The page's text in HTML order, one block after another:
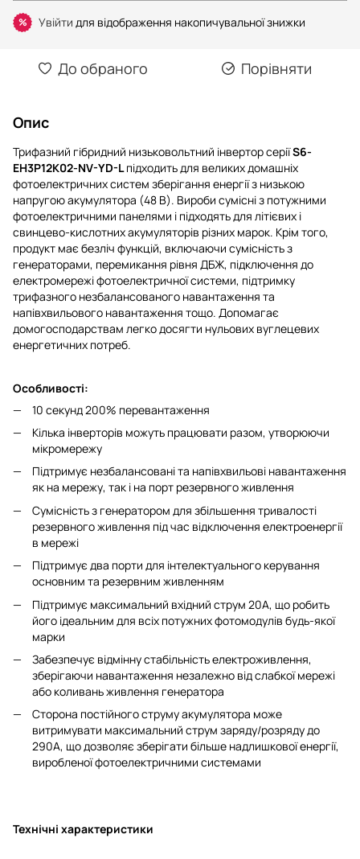
% Увійти для відображення накопичувальної знижки
До обраного Порівняти
Опис
Трифазний гібридний низьковольтний інвертор серіїS6-
EH3P12K02-NV-YD-Lпідходить для великих домашніх
фотоелектричних систем зберігання енергії з низькою
напругою акумулятора (48 В). Вироби сумісні з потужними
фотоелектричними панелями і підходять для літієвих і
свинцево-кислотних акумуляторів різних марок. Крім того,
продукт має безліч функцій, включаючи сумісність з
генераторами, перемикання рівня ДБЖ, підключення до
електромережі фотоелектричної системи, підтримку
трифазного незбалансованого навантаження та
напівхвильового навантаження тощо. Допомагає
домогосподарствам легко досягти нульових вуглецевих
енергетичних потреб.
Особливості:
10 секунд 200% перевантаження
Кілька інверторів можуть працювати разом, утворюючи
мікромережу
Підтримує незбалансовані та напівхвильові навантаження
як на мережу, так і на порт резервного живлення
Сумісність з генератором для збільшення тривалості
резервного живлення під час відключення електроенергії
в мережі
Підтримує два порти для інтелектуального керування
основним та резервним живленням
Підтримує максимальний вхідний струм 20А, що робить
його ідеальним для всіх потужних фотомодулів будь-якої
марки
Забезпечує відмінну стабільність електроживлення,
зберігаючи навантаження незалежно від слабкої мережі
або коливань живлення генератора
Сторона постійного струму акумулятора може
витримувати максимальний струм заряду/розряду до
290А, що дозволяє зберігати більше надлишкової енергії,
виробленої фотоелектричними системами
Технічні характеристики